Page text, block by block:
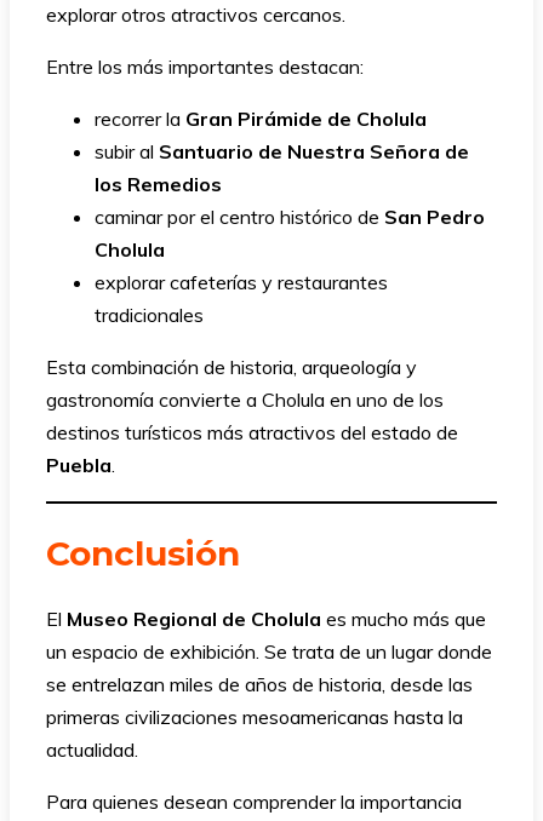
explorar otros atractivos cercanos.
Entre los más importantes destacan:
recorrer la Gran Pirámide de Cholula
subir al Santuario de Nuestra Señora de
los Remedios
caminar por el centro histórico de San Pedro
Cholula
explorar cafeterías y restaurantes
tradicionales
Esta combinación de historia, arqueología y
gastronomía convierte a Cholula en uno de los
destinos turísticos más atractivos del estado de
Puebla
Conclusión
El Museo Regional de Cholula es mucho más que
un espacio de exhibición. Se trata de un lugar donde
se entrelazan miles de años de historia, desde las
primeras civilizaciones mesoamericanas hasta la
actualidad.
Para quienes desean comprender la importancia